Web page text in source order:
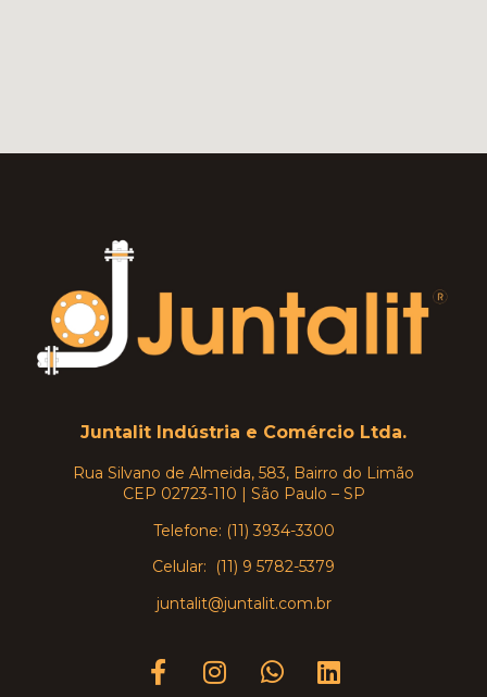
Juntalit Indústria e Comércio Ltda.
Rua Silvano de Almeida, 583, Bairro do Limão
CEP 02723-110 | São Paulo – SP
Telefone: (11) 3934-3300
Celular: (11) 9 5782-5379
juntalit@juntalit.com.br